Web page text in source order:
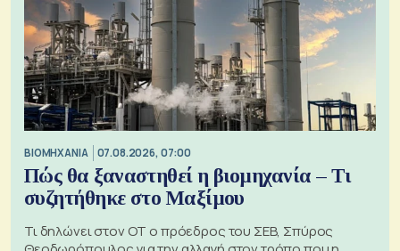
ΒΙΟΜΗΧΑΝΙΑ 07.08.2026, 07:00
Πώς θα ξαναστηθεί η βιομηχανία – Τι
συζητήθηκε στο Μαξίμου
Τι δηλώνει στον ΟΤ ο πρόεδρος του ΣΕΒ, Σπύρος